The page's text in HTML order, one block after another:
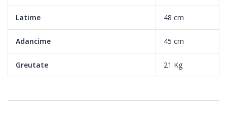
Latime 48 cm
Adancime 45 cm
Greutate 21 Kg